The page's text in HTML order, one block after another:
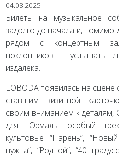
04.08.2025
Билеты на музыкальное
задолго до начала и, помимо
рядом с концертным
поклонников - услышать
издалека.
LOBODA появилась на сцене
ставшим визитной
своим вниманием к деталям,
для Юрмалы особый
культовые “Парень”,
нужна”, “Родной”, “40